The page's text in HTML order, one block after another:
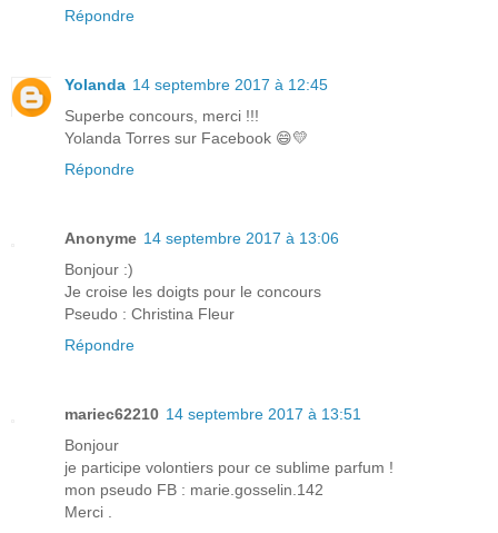
Répondre
Yolanda 14 septembre 2017 à 12:45
Superbe concours, merci !!!
Yolanda Torres sur Facebook 😄💛
Répondre
Anonyme 14 septembre 2017 à 13:06
Bonjour :)
Je croise les doigts pour le concours
Pseudo : Christina Fleur
Répondre
mariec62210 14 septembre 2017 à 13:51
Bonjour
je participe volontiers pour ce sublime parfum !
mon pseudo FB : marie.gosselin.142
Merci .